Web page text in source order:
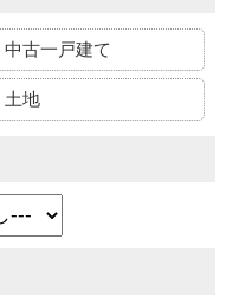
中古一戸建て
土地